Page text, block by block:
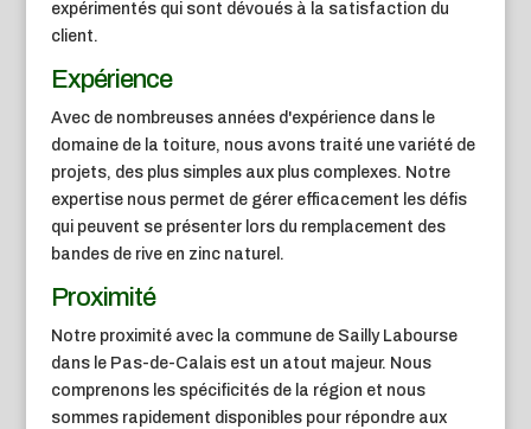
expérimentés qui sont dévoués à la satisfaction du
client.
Expérience
Avec de nombreuses années d'expérience dans le
domaine de la toiture, nous avons traité une variété de
projets, des plus simples aux plus complexes. Notre
expertise nous permet de gérer efficacement les défis
qui peuvent se présenter lors du remplacement des
bandes de rive en zinc naturel.
Proximité
Notre proximité avec la commune de Sailly Labourse
dans le Pas-de-Calais est un atout majeur. Nous
comprenons les spécificités de la région et nous
sommes rapidement disponibles pour répondre aux